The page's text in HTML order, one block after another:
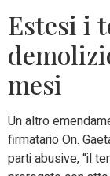
Estesi i
mesi
Un altro
firmatario On.
parti abusive, “il